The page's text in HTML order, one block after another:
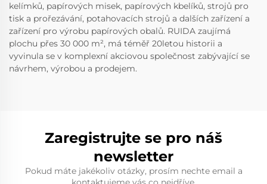
kelímků, papírových misek, papírových kbelíků, strojů pro
tisk a prořezávání, potahovacích strojů a dalších zařízení a
zařízení pro výrobu papírových obalů. RUIDA zaujímá
plochu přes 30 000 m², má téměř 20letou historii a
vyvinula se v komplexní akciovou společnost zabývající se
návrhem, výrobou a prodejem.
Zaregistrujte se pro náš
newsletter
Pokud máte jakékoliv otázky, prosím nechte email a